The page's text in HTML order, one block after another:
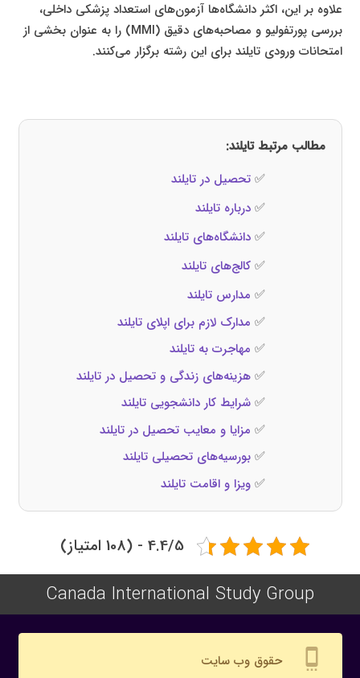
علاوه بر این، اکثر دانشگاه‌ها آزمون‌های استعداد پزشکی داخلی،
بررسی پورتفولیو و مصاحبه‌های دقیق (MMI) را به عنوان بخشی از
امتحانات ورودی تایلند برای این رشته برگزار می‌کنند.
مطالب مرتبط تایلند:
✅تحصیل در تایلند
✅درباره تایلند
✅دانشگاه‌های تایلند
✅کالج‌های تایلند
✅ مدارس تایلند
✅ مدارک لازم برای اپلای تایلند
✅ مهاجرت به تایلند
✅هزینه‌های زندگی و تحصیل در تایلند
✅شرایط کار دانشجویی تایلند
✅ مزایا و معایب تحصیل در تایلند
✅بورسیه‌های تحصیلی تایلند
✅ویزا و اقامت تایلند
4.4/5 - (108 امتیاز)
Canada International Study Group
settings_cell حقوق وب سایت